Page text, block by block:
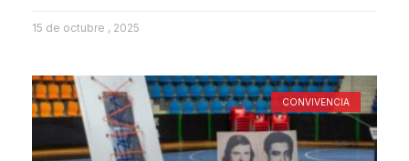
15 de octubre , 2025
CONVIVENCIA